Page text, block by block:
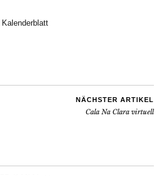
Kalenderblatt
NÄCHSTER ARTIKEL
Cala Na Clara virtuell